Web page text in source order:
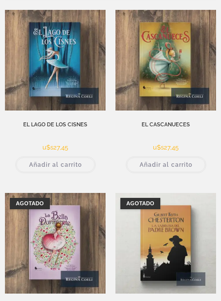
EL LAGO DE LOS CISNES
u$s27,45
Añadir al carrito
EL CASCANUECES
u$s27,45
Añadir al carrito
AGOTADO AGOTADO